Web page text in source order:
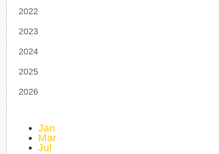
2022
2023
2024
2025
2026
Jan
Mar
Jul